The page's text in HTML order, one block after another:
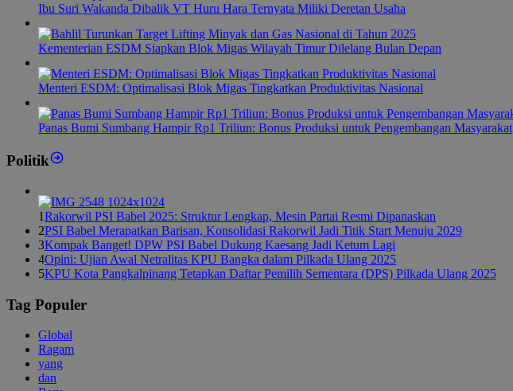
Ibu Suri Wakanda Dibalik VT Huru Hara Ternyata Miliki Deretan Usaha
Kementerian ESDM Siapkan Blok Migas Wilayah Timur Dilelang Bulan Depan
Menteri ESDM: Optimalisasi Blok Migas Tingkatkan Produktivitas Nasional
Panas Bumi Sumbang Hampir Rp1 Triliun: Bonus Produksi untuk Pengembangan Masyarakat
Politik
1Rakorwil PSI Babel 2025: Struktur Lengkap, Mesin Partai Resmi Dipanaskan
2PSI Babel Merapatkan Barisan, Konsolidasi Rakorwil Jadi Titik Start Menuju 2029
3Kompak Banget! DPW PSI Babel Dukung Kaesang Jadi Ketum Lagi
4Opini: Ujian Awal Netralitas KPU Bangka dalam Pilkada Ulang 2025
5KPU Kota Pangkalpinang Tetapkan Daftar Pemilih Sementara (DPS) Pilkada Ulang 2025
Tag Populer
Global
Ragam
yang
dan